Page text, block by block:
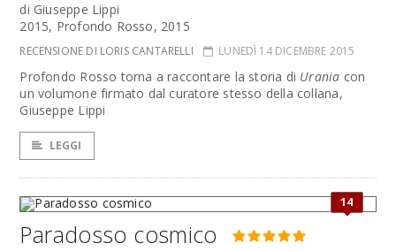
di Giuseppe Lippi
2015, Profondo Rosso, 2015
RECENSIONE DI LORIS CANTARELLI LUNEDÌ 14 DICEMBRE 2015
Profondo Rosso torna a raccontare la storia di Urania con
un volumone firmato dal curatore stesso della collana,
Giuseppe Lippi
LEGGI
14
Paradosso cosmico